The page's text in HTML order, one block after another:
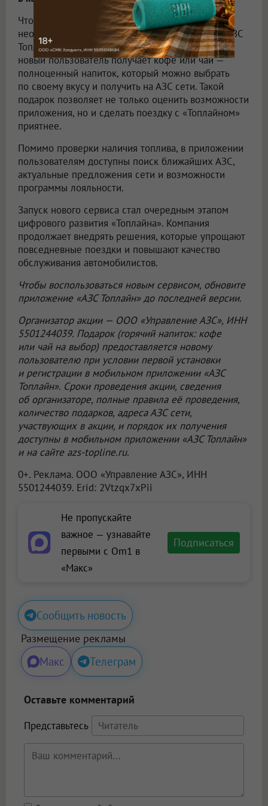
Чтобы воспользоваться новой функцией,
необходимо скачать мобильное приложение «АЗС
Топлайн». В качестве приветственного подарка
новый пользователь получает кофе или чай —
полноценный напиток, который можно выбрать
по своему вкусу и получить на АЗС сети. Такой
подарок позволяет не только оценить возможности
приложения, но и сделать поездку с «Топлайном»
приятнее.
Помимо проверки наличия топлива, в приложении
пользователям доступны поиск ближайших АЗС,
актуальные предложения сети и возможности
программы лояльности.
Запуск нового сервиса стал очередным этапом
цифрового развития «Топлайна». Компания
продолжает внедрять решения, которые упрощают
повседневные поездки и повышают качество
обслуживания автомобилистов.
Чтобы воспользоваться новым сервисом, обновите
приложение «АЗС Топлайн» до последней версии.
Организатор акции — ООО «Управление АЗС», ИНН
5501244039. Подарок (горячий напиток: кофе
или чай на выбор) предоставляется новому
пользователю при условии первой установки
и регистрации в мобильном приложении «АЗС
Топлайн». Сроки проведения акции, сведения
об организаторе, полные правила её проведения,
количество подарков, адреса АЗС сети,
участвующих в акции, и порядок их получения
доступны в мобильном приложении «АЗС Топлайн»
и на сайте azs-topline.ru.
0+. Реклама. ООО «Управление АЗС», ИНН
5501244039. Erid: 2Vtzqx7xPii
Не пропускайте
важное — узнавайте
первыми с Om1 в
«Макс»
Подписаться
Сообщить новость
Размещение рекламы
Макс Телеграм
Оставьте комментарий
Представьтесь